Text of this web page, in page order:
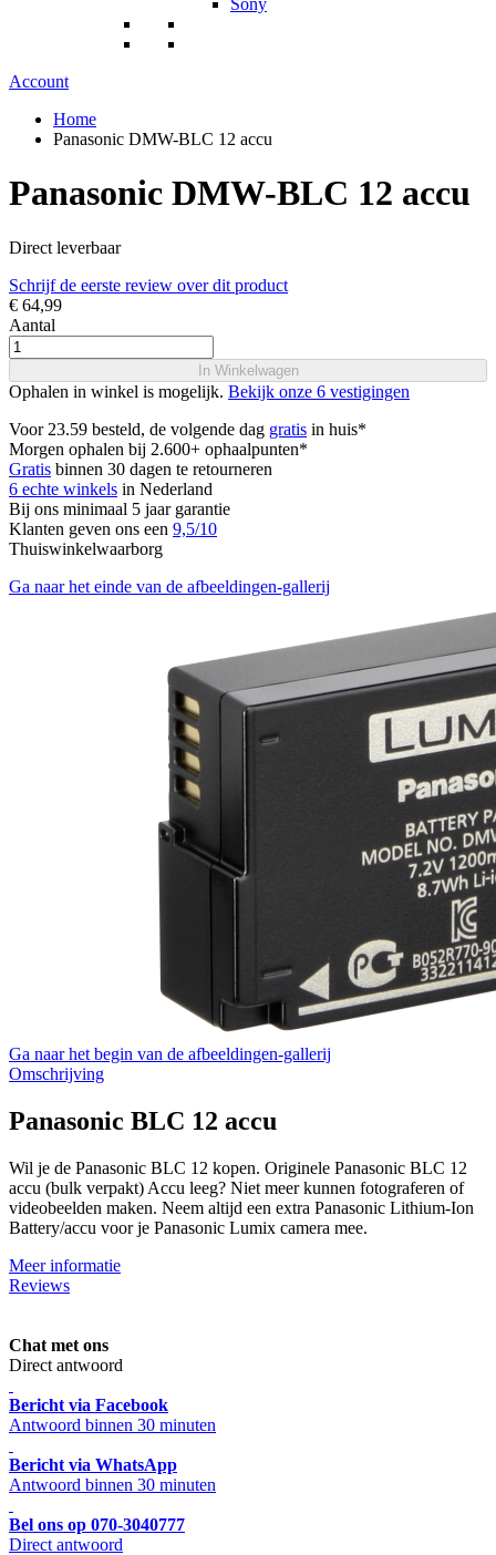
Sony
Account
Home
Panasonic DMW-BLC 12 accu
Panasonic DMW-BLC 12 accu
Direct leverbaar
Schrijf de eerste review over dit product
€ 64,99
Aantal
In Winkelwagen
Ophalen in winkel is mogelijk. Bekijk onze 6 vestigingen
Voor 23.59 besteld, de volgende dag gratis in huis*
Morgen ophalen bij 2.600+ ophaalpunten*
Gratis binnen 30 dagen te retourneren
6 echte winkels in Nederland
Bij ons minimaal 5 jaar garantie
Klanten geven ons een 9,5/10
Thuiswinkelwaarborg
Ga naar het einde van de afbeeldingen-gallerij
Ga naar het begin van de afbeeldingen-gallerij
Omschrijving
Panasonic BLC 12 accu
Wil je de Panasonic BLC 12 kopen. Originele Panasonic BLC 12
accu (bulk verpakt) Accu leeg? Niet meer kunnen fotograferen of
videobeelden maken. Neem altijd een extra Panasonic Lithium-Ion
Battery/accu voor je Panasonic Lumix camera mee.
Meer informatie
Reviews
Chat met ons
Direct antwoord
Bericht via Facebook
Antwoord binnen 30 minuten
Bericht via WhatsApp
Antwoord binnen 30 minuten
Bel ons op 070-3040777
Direct antwoord